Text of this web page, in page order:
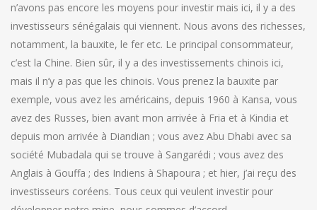
n’avons pas encore les moyens pour investir mais ici, il y a des
investisseurs sénégalais qui viennent. Nous avons des richesses,
notamment, la bauxite, le fer etc. Le principal consommateur,
c’est la Chine. Bien sûr, il y a des investissements chinois ici,
mais il n’y a pas que les chinois. Vous prenez la bauxite par
exemple, vous avez les américains, depuis 1960 à Kansa, vous
avez des Russes, bien avant mon arrivée à Fria et à Kindia et
depuis mon arrivée à Diandian ; vous avez Abu Dhabi avec sa
société Mubadala qui se trouve à Sangarédi ; vous avez des
Anglais à Gouffa ; des Indiens à Shapoura ; et hier, j’ai reçu des
investisseurs coréens. Tous ceux qui veulent investir pour